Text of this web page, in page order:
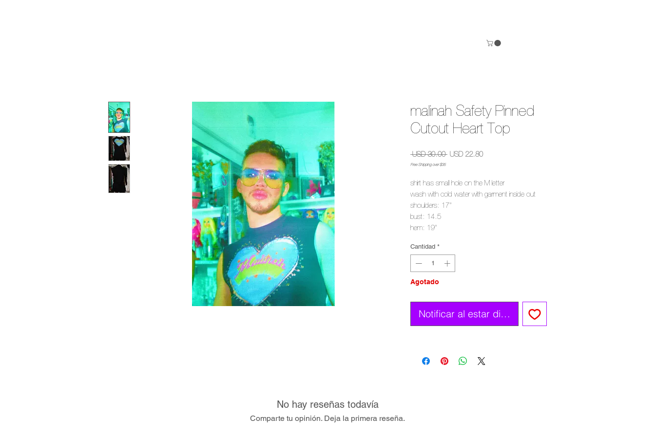
malinah Safety Pinned
Cutout Heart Top
USD 30.00 Precio
USD 22.80Precio
Free Shipping over $35
shirt has small hole on the M letter
wash with cold water with garment inside out
shoulders: 17”
bust: 14.5
hem: 19”
Cantidad *
Agotado
Notificar al estar disponible
No hay reseñas todavía
Comparte tu opinión. Deja la primera reseña.